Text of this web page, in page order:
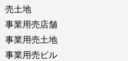
売土地
事業用売店舗
事業用売土地
事業用売ビル